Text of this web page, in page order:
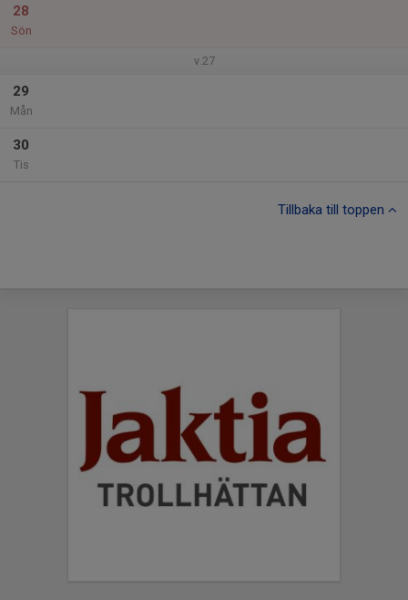
28
Sön
v.27
29
Mån
30
Tis
Tillbaka till toppen